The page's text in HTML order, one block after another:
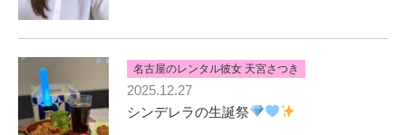
名古屋のレンタル彼女 天宮さつき
2025.12.27
シンデレラの生誕祭